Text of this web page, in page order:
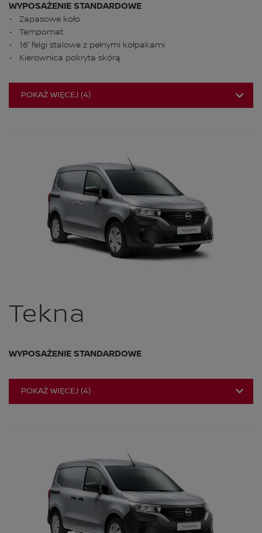
WYPOSAŻENIE STANDARDOWE
Zapasowe koło
Tempomat
16” felgi stalowe z pełnymi kołpakami
Kierownica pokryta skórą
POKAŻ WIĘCEJ (4)
Tekna
WYPOSAŻENIE STANDARDOWE
POKAŻ WIĘCEJ (4)